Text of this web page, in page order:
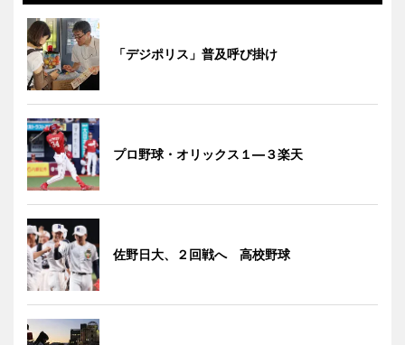
「デジポリス」普及呼び掛け
プロ野球・オリックス１―３楽天
佐野日大、２回戦へ 高校野球